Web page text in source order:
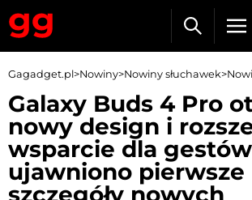
Gagadget.pl>Nowiny>Nowiny słuchawek>
Galaxy Buds 4 Pro
nowy design i
wsparcie dla
ujawniono pierwsze
szczegóły nowych